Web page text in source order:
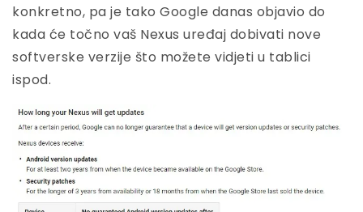
konkretno, pa je tako Google danas objavio do
kada će točno vaš Nexus uređaj dobivati nove
softverske verzije što možete vidjeti u tablici
ispod.